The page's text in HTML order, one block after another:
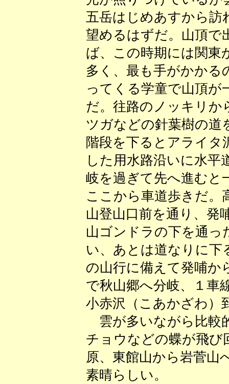
五岳はじめあすから訪
望めるはずだ。山頂で
ば、この時期には関東
多く、最も手がかかる
ってくる学童で山頂が
だ。往路のノッキリか
ツガなどの針葉樹の道
階段を下るとアライタ
した用水路沿いに水平
岐を過ぎて先へ進むと
ここから車道歩きだ。
山登山口前を通り、発
山ゴンドラの下を通っ
い、あとは道なりに下
の山行に備えて発哺か
で秋山郷へ分岐、１車
小赤沢（こあかざわ）
雲が多いながら比較
チョウなどの蝶が飛び
原、東館山から岩菅山
素晴らしい。